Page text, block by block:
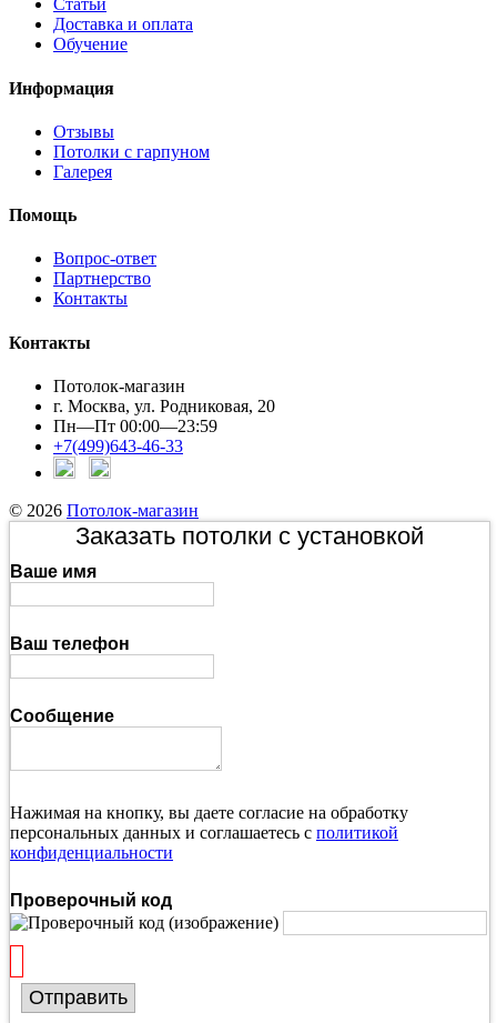
Статьи
Доставка и оплата
Обучение
Информация
Отзывы
Потолки с гарпуном
Галерея
Помощь
Вопрос-ответ
Партнерство
Контакты
Контакты
Потолок-магазин
г. Москва, ул. Родниковая, 20
Пн—Пт 00:00—23:59
+7(499)643-46-33
© 2026 Потолок-магазин
Заказать потолки с установкой
Ваше имя
Ваш телефон
Сообщение
Нажимая на кнопку, вы даете согласие на обработку
персональных данных и соглашаетесь с политикой
конфиденциальности
Проверочный код
Отправить